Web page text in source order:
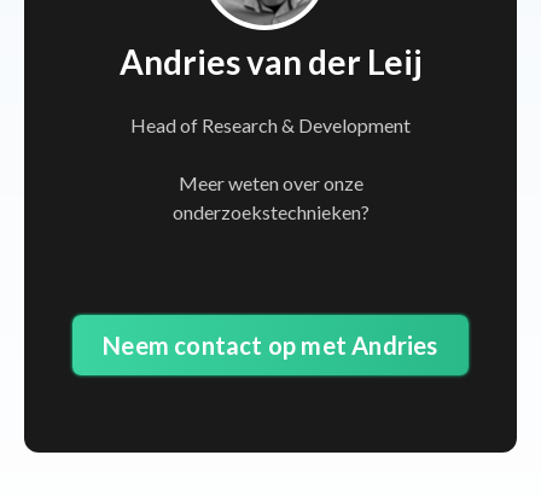
Andries van der Leij
Head of Research & Development
Meer weten over onze
onderzoekstechnieken?
Neem contact op met Andries